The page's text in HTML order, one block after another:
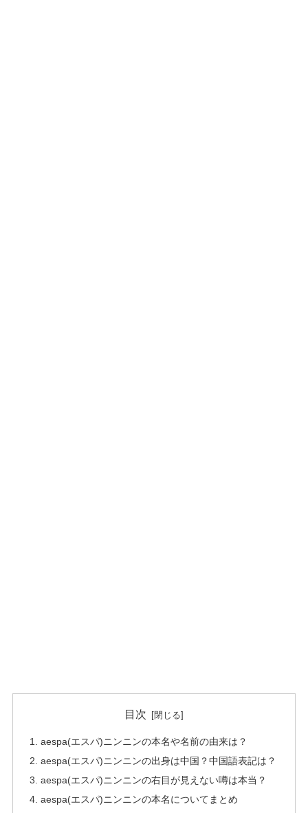
目次
aespa(エスパ)ニンニンの本名や名前の由来は？
aespa(エスパ)ニンニンの出身は中国？中国語表記は？
aespa(エスパ)ニンニンの右目が見えない噂は本当？
aespa(エスパ)ニンニンの本名についてまとめ